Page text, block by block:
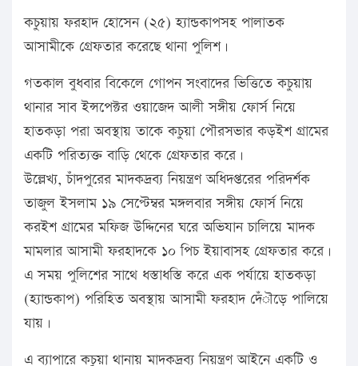
কচুয়ায় ফরহাদ হোসেন (২৫) হ্যান্ডকাপসহ পালাতক
আসামীকে গ্রেফতার করেছে থানা পুলিশ।
গতকাল বুধবার বিকেলে গোপন সংবাদের ভিত্তিতে কচুয়ায়
থানার সাব ইন্সপেক্টর ওয়াজেদ আলী সঙ্গীয় ফোর্স নিয়ে
হাতকড়া পরা অবস্থায় তাকে কচুয়া পৌরসভার কড়ইশ গ্রামের
একটি পরিত্যক্ত বাড়ি থেকে গ্রেফতার করে।
উল্লেখ্য, চাঁদপুরের মাদকদ্রব্য নিয়ন্ত্রণ অধিদপ্তরের পরিদর্শক
তাজুল ইসলাম ১৯ সেপ্টেম্বর মঙ্গলবার সঙ্গীয় ফোর্স নিয়ে
করইশ গ্রামের মফিজ উদ্দিনের ঘরে অভিযান চালিয়ে মাদক
মামলার আসামী ফরহাদকে ১০ পিচ ইয়াবাসহ গ্রেফতার করে।
এ সময় পুলিশের সাথে ধস্তাধস্তি করে এক পর্যায়ে হাতকড়া
(হ্যান্ডকাপ) পরিহিত অবস্থায় আসামী ফরহাদ দেঁৗড়ে পালিয়ে
যায়।
এ ব্যাপারে কচুয়া থানায় মাদকদ্রব্য নিয়ন্ত্রণ আইনে একটি ও